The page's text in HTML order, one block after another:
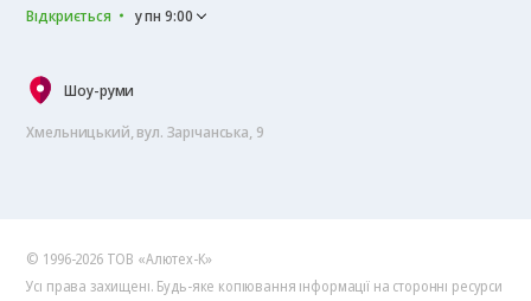
Відкриється у пн 9:00
Шоу-руми
Хмельницький, вул. Зарічанська, 9
© 1996-2026 ТОВ «Алютех‑К»
Усі права захищені. Будь-яке копіювання інформації на сторонні ресурси